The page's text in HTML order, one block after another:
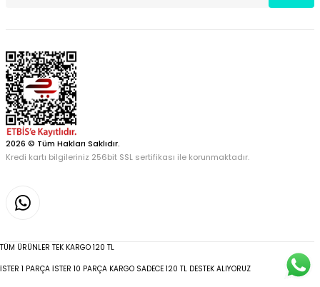
2026 © Tüm Hakları Saklıdır.
Kredi kartı bilgileriniz 256bit SSL sertifikası ile korunmaktadır.
TÜM ÜRÜNLER TEK KARGO 120 TL
İSTER 1 PARÇA İSTER 10 PARÇA KARGO SADECE 120 TL DESTEK ALIYORUZ